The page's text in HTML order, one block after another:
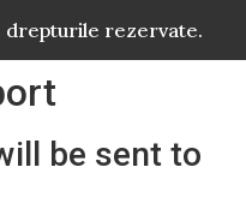
drepturile rezervate.
be sent to